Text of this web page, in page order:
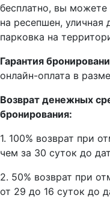
бесплатно, вы можете
на ресепшен, уличная
парковка на
Гарантия
онлайн-оплата в
Возврат денежных
бронирования:
1. 100% возврат при
чем за 30 суток до
2. 50% возврат при
от 29 до 16 суток до